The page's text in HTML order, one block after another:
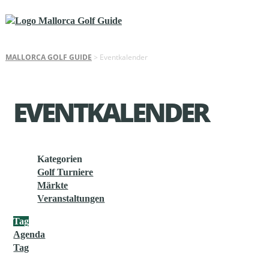
MALLORCA GOLF GUIDE > Eventkalender
EVENTKALENDER
Kategorien
Golf Turniere
Märkte
Veranstaltungen
Tag
Agenda
Tag